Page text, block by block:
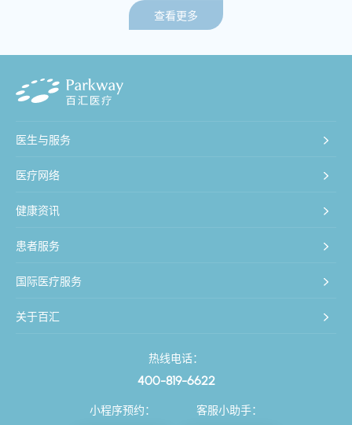
查看更多
医生与服务
医疗网络
健康资讯
患者服务
国际医疗服务
关于百汇
热线电话：
400-819-6622
小程序预约： 客服小助手：